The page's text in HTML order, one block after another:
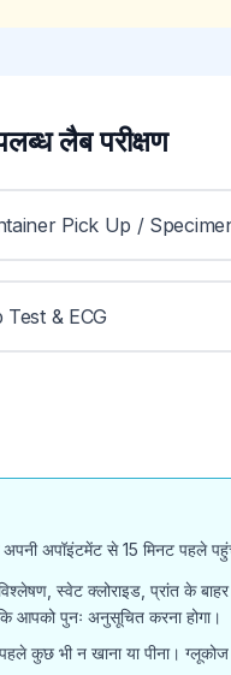
लैब परीक्षण
Pick Up /
Test & ECG
अपनी अपॉइंटमेंट से 15 मिनट पहले
स्वेट क्लोराइड, प्रांत के
पुनः अनुसूचित करना होगा।
कुछ भी न खाना या पीना।